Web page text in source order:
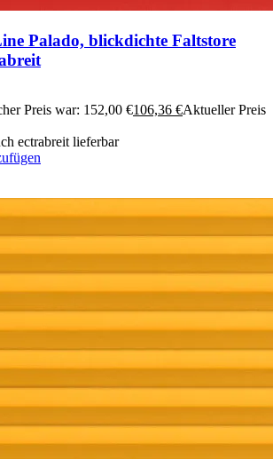
Palado, blickdichte Faltstore
Preis war: 152,00 €106,36 €Aktueller Preis
ectrabreit lieferbar